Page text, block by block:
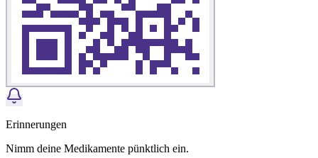
Erinnerungen
Nimm deine Medikamente pünktlich ein.